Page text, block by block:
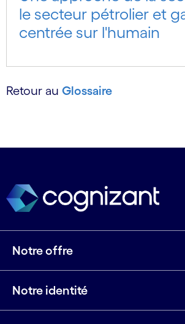
le secteur pétrolier et
centrée sur l'humain
Retour au Glossaire
Notre offre
Notre identité